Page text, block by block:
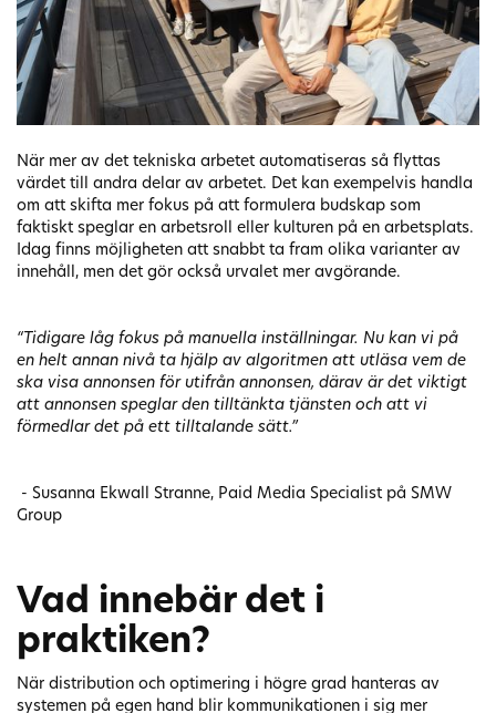
När mer av det tekniska arbetet automatiseras så flyttas
värdet till andra delar av arbetet. Det kan exempelvis handla
om att skifta mer fokus på att formulera budskap som
faktiskt speglar en arbetsroll eller kulturen på en arbetsplats.
Idag finns möjligheten att snabbt ta fram olika varianter av
innehåll, men det gör också urvalet mer avgörande.
“Tidigare låg fokus på manuella inställningar. Nu kan vi på
en helt annan nivå ta hjälp av algoritmen att utläsa vem de
ska visa annonsen för utifrån annonsen, därav är det viktigt
att annonsen speglar den tilltänkta tjänsten och att vi
förmedlar det på ett tilltalande sätt.”
- Susanna Ekwall Stranne, Paid Media Specialist på SMW
Group
Vad innebär det i
praktiken?
När distribution och optimering i högre grad hanteras av
systemen på egen hand blir kommunikationen i sig mer